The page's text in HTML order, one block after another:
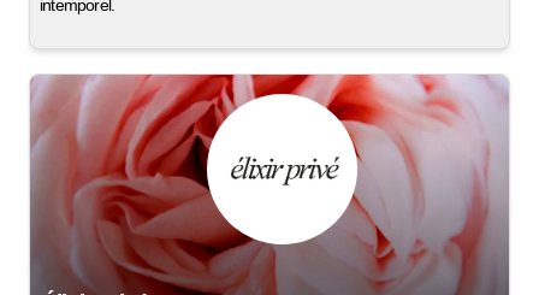
intemporel.